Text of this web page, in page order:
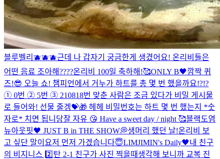
블루벨리🫐🫐🫐근데 나 갑자기 궁금한게 생겼어요! 온리비들은
어떤 음료 조아해????온리비 100일 축하해!🥰ONLY B🖤깜짝 퀴
즈!😎 오늘 쇼! 챔피언에서 거누가 하트를 총 몇 번 했을까요!?!?
① 0번 ② 5번 ③ 210818번 맞춘 사람은 조금 있다가 비밀 게시물
로 들어와! 선물 줄겡💝🎁 헤헤 비밀번호는 하트 몇 번 했는지 *숫
자로* 치면 됩니당잘 자유 😘 Have a sweet day / night 🥰블랙도염
뉴아웃핏🖤 JUST B in THE SHOW💭생머리 했던 날!온리비 보
고 싶단 말이요저 먼저 가겠습니다😇LIMJIMIN's Daily🖤내 친구
의 비지니스 2️⃣탄 2-1 친구가 사진 찍을때 생각해 보니까 교복 진